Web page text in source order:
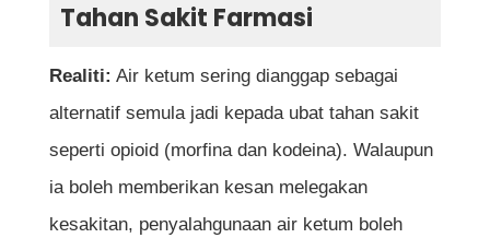
Tahan Sakit Farmasi
Realiti: Air ketum sering dianggap sebagai
alternatif semula jadi kepada ubat tahan sakit
seperti opioid (morfina dan kodeina). Walaupun
ia boleh memberikan kesan melegakan
kesakitan, penyalahgunaan air ketum boleh